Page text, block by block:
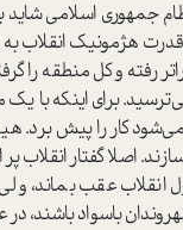
جمهوری اسلامی
هژمونیک انقلاب
رفته و کل منطقه را
برای اینکه با یک
کار را پیش برد.
اصلا گفتار
انقلاب عقب بماند،
باسواد باشند،